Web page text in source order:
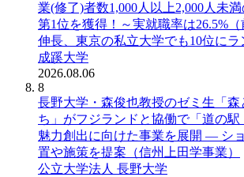
業(修了)者数1,000人以上2,000人未
第1位を獲得！～実就職率は26.5%（
伸長、東京の私立大学でも10位にラ
成蹊大学
2026.08.06
8
長野大学・森俊也教授のゼミ生「森
ち」がフジランドと協働で「道の
魅力創出に向けた事業を展開 ― シ
置や施策を提案（信州上田学事業）
公立大学法人 長野大学